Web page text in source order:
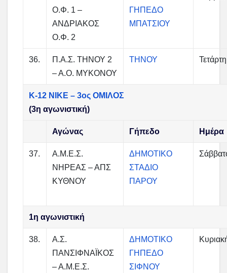
Ο.Φ. 1 –
ΑΝΔΡΙΑΚΟΣ
Ο.Φ. 2
ΓΗΠΕΔΟ
ΜΠΑΤΣΙΟΥ
36.
Π.Α.Σ. ΤΗΝΟΥ 2
– Α.Ο. ΜΥΚΟΝΟΥ
ΤΗΝΟΥ Τετάρτη
Κ-12 ΝΙΚΕ – 3ος ΟΜΙΛΟΣ
(3η αγωνιστική)
Αγώνας Γήπεδο Ημέρα
37.
Α.Μ.Ε.Σ.
ΝΗΡΕΑΣ – ΑΠΣ
ΚΥΘΝΟΥ
ΔΗΜΟΤΙΚΟ
ΣΤΑΔΙΟ
ΠΑΡΟΥ
1η αγωνιστική
38.
Α.Σ.
ΠΑΝΣΙΦΝΑΪΚΟΣ
– Α.Μ.Ε.Σ.
ΔΗΜΟΤΙΚΟ
ΓΗΠΕΔΟ
ΣΙΦΝΟΥ